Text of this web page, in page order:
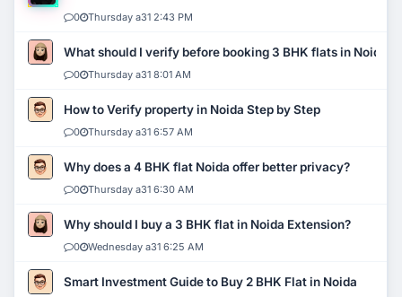
0 Thursday a31 2:43 PM
What should I verify before booking 3 BHK flats in Noida?
0 Thursday a31 8:01 AM
How to Verify property in Noida Step by Step
0 Thursday a31 6:57 AM
Why does a 4 BHK flat Noida offer better privacy?
0 Thursday a31 6:30 AM
Why should I buy a 3 BHK flat in Noida Extension?
0 Wednesday a31 6:25 AM
Smart Investment Guide to Buy 2 BHK Flat in Noida